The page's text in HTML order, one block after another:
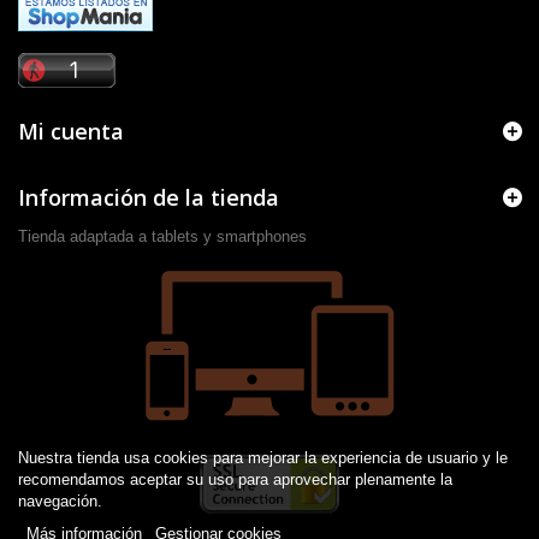
Nuestra tienda usa cookies para mejorar la experiencia de usuario y le
recomendamos aceptar su uso para aprovechar plenamente la
navegación.
Más información
Gestionar cookies
Mi cuenta
Información de la tienda
Tienda adaptada a tablets y smartphones